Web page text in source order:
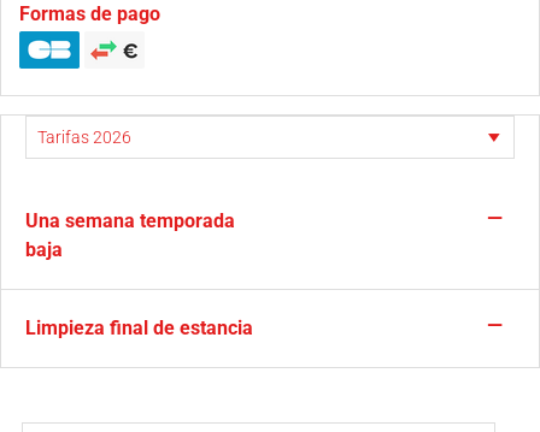
Formas de pago
Una semana temporada
baja
—
Limpieza final de estancia —